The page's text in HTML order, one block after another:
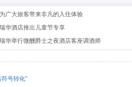
广大旅客带来非凡的入住体验
华酒店推出儿童节专享
华举行微醺爵士之夜酒店客座调酒师
号转化”